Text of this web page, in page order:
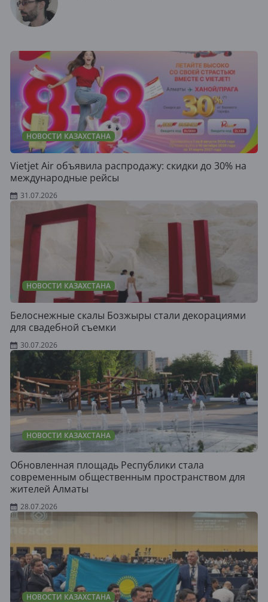
НОВОСТИ КАЗАХСТАНА
Vietjet Air объявила распродажу: скидки до 30% на
международные рейсы
31.07.2026
НОВОСТИ КАЗАХСТАНА
Белоснежные скалы Бозжыры стали декорациями
для свадебной съемки
30.07.2026
НОВОСТИ КАЗАХСТАНА
Обновленная площадь Республики стала
современным общественным пространством для
жителей Алматы
28.07.2026
НОВОСТИ КАЗАХСТАНА